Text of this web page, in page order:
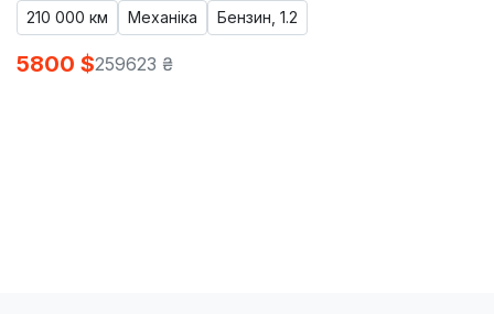
210 000 км Механіка Бензин, 1.2
5800 $259623 ₴